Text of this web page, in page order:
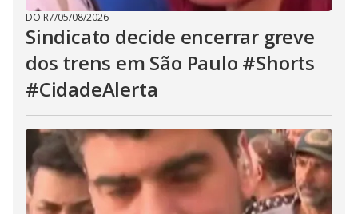
DO R7/05/08/2026
Sindicato decide encerrar greve
dos trens em São Paulo #Shorts
#CidadeAlerta